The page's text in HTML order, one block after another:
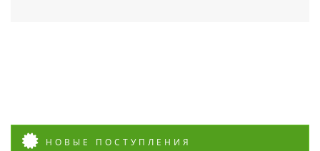
НОВЫЕ ПОСТУПЛЕНИЯ